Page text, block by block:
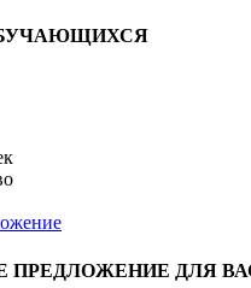
ДЛЯ